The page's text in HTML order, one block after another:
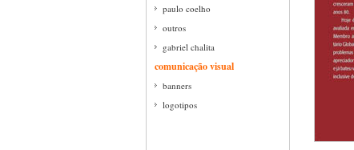
paulo coelho
outros
gabriel chalita
comunicação visual
banners
logotipos